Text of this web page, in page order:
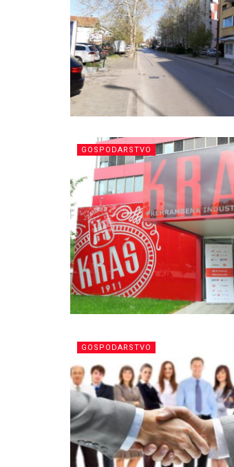
GOSPODARSTVO
GOSPODARSTVO